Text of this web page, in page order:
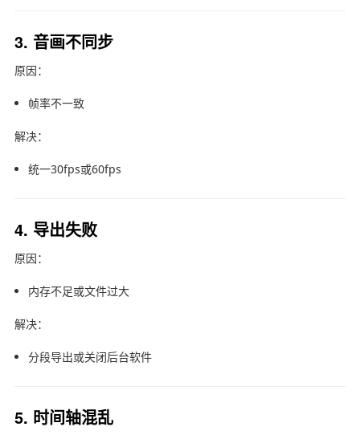
3. 音画不同步
原因：
帧率不一致
解决：
统一30fps或60fps
4. 导出失败
原因：
内存不足或文件过大
解决：
分段导出或关闭后台软件
5. 时间轴混乱